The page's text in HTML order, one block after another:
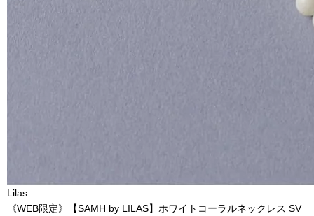
Lilas
《WEB限定》【SAMH by LILAS】ホワイトコーラルネックレス SV